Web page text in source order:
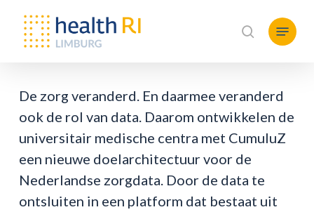
main
search
Menu
De zorg veranderd. En daarmee veranderd
ook de rol van data. Daarom ontwikkelen de
universitair medische centra met CumuluZ
een nieuwe doelarchitectuur voor de
Nederlandse zorgdata. Door de data te
ontsluiten in een platform dat bestaat uit